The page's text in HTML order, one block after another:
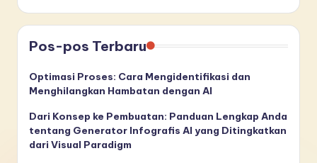
Pos-pos Terbaru
Optimasi Proses: Cara Mengidentifikasi dan
Menghilangkan Hambatan dengan AI
Dari Konsep ke Pembuatan: Panduan Lengkap Anda
tentang Generator Infografis AI yang Ditingkatkan
dari Visual Paradigm